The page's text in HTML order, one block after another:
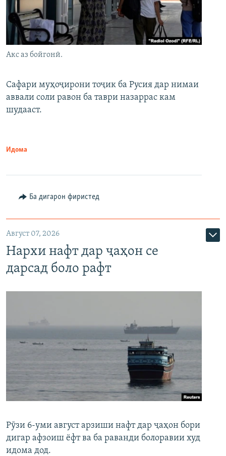
Акс аз бойгонӣ.
Сафари муҳоҷирони тоҷик ба Русия дар нимаи
аввали соли равон ба таври назаррас кам
шудааст.
Идома
Ба дигарон фиристед
Август 07, 2026
Нархи нафт дар ҷаҳон се
дарсад боло рафт
Рӯзи 6-уми август арзиши нафт дар ҷаҳон бори
дигар афзоиш ёфт ва ба раванди болоравии худ
идома дод.